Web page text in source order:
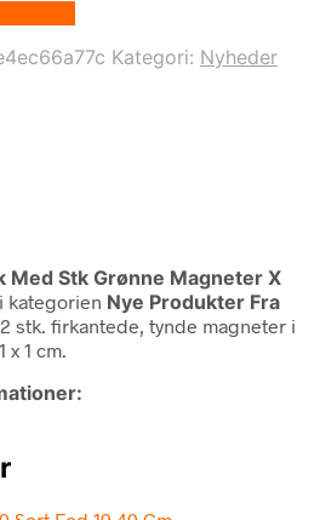
Kategori: Nyheder
Med Stk Grønne Magneter X
kategorien Nye Produkter Fra
stk. firkantede, tynde magneter i
x 1 cm.